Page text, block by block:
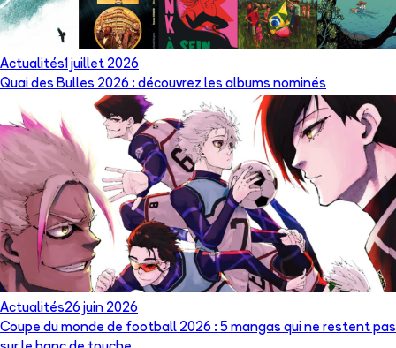
Actualités1 juillet 2026
Quai des Bulles 2026 : découvrez les albums nominés
Actualités26 juin 2026
Coupe du monde de football 2026 : 5 mangas qui ne restent pas